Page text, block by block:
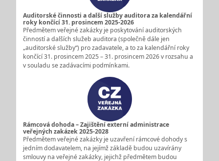
Auditorské činnosti a další služby auditora za kalendářní
roky končící 31. prosincem 2025-2026
Předmětem veřejné zakázky je poskytování auditorských
činností a dalších služeb auditora (společně dále jen
„auditorské služby“) pro zadavatele, a to za kalendářní roky
končící 31. prosincem 2025 – 31. prosincem 2026 v rozsahu a
v souladu se zadávacími podmínkami.
Rámcová dohoda – Zajištění externí administrace
veřejných zakázek 2025-2028
Předmětem veřejné zakázky je uzavření rámcové dohody s
jedním dodavatelem, na jejímž základě budou uzavírány
smlouvy na veřejné zakázky, jejichž předmětem budou